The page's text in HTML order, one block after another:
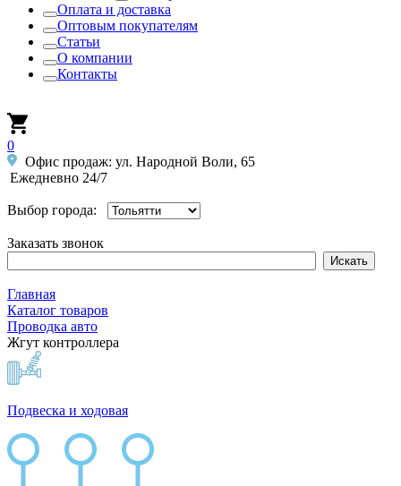
Оплата и доставка
Оптовым покупателям
Статьи
О компании
Контакты
0
Офис продаж: ул. Народной Воли, 65
Ежедневно 24/7
Выбор города:
Заказать звонок
Главная
Каталог товаров
Проводка авто
Жгут контроллера
Подвеска и ходовая